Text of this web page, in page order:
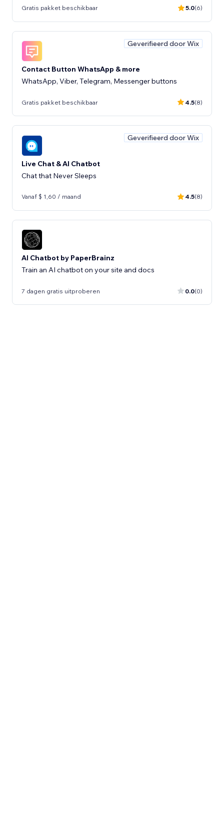
Gratis pakket beschikbaar 5.0(6)
Geverifieerd door Wix
Contact Button WhatsApp & more
WhatsApp, Viber, Telegram, Messenger buttons
Gratis pakket beschikbaar 4.5(8)
Geverifieerd door Wix
Live Chat & AI Chatbot
Chat that Never Sleeps
Vanaf $ 1,60 / maand 4.5(8)
AI Chatbot by PaperBrainz
Train an AI chatbot on your site and docs
7 dagen gratis uitproberen 0.0(0)